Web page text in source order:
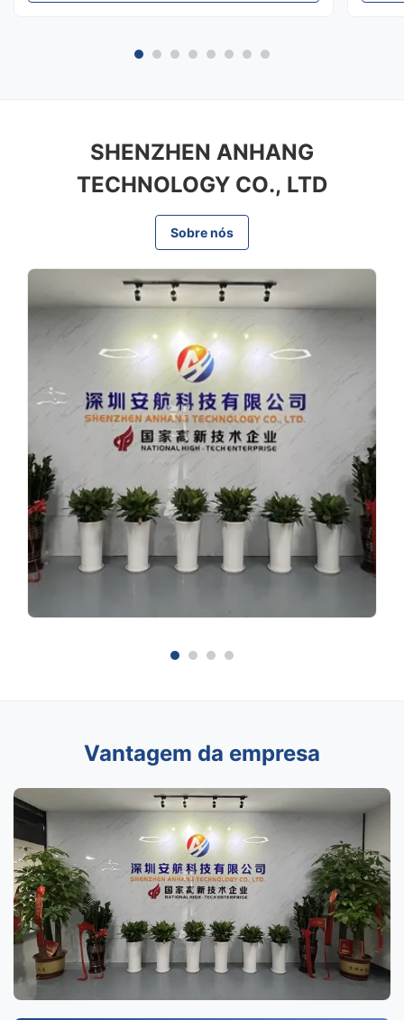
obstáculos que não excedam 45 metros de
para
SHENZHEN ANHANG
TECHNOLOGY CO., LTD
Sobre nós
Vantagem da empresa